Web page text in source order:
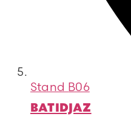
Stand B06
BATIDJAZ